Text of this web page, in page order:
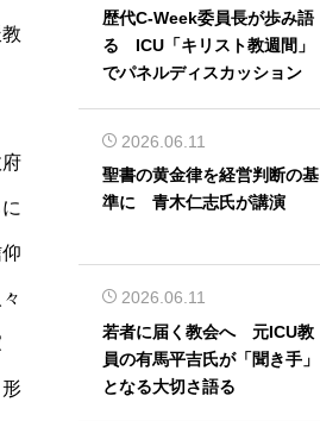
歴代C-Week委員長が歩み語
る ICU「キリスト教週間」
でパネルディスカッション
2026.06.11
聖書の黄金律を経営判断の基
準に 青木仁志氏が講演
2026.06.11
若者に届く教会へ 元ICU教
員の有馬平吉氏が「聞き手」
となる大切さ語る